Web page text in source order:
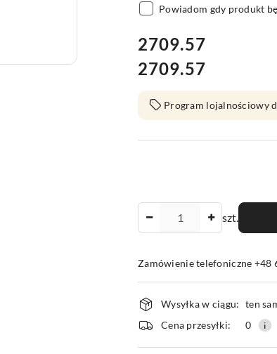
Powiadom gdy produkt
cena:
2709.57
Cena:
2709.57
Program lojalnościowy
szt.
Zamówienie telefoniczne +48
Dostępność
i
dostawa
Wysyłka w ciągu: ten
Cena przesyłki:
0